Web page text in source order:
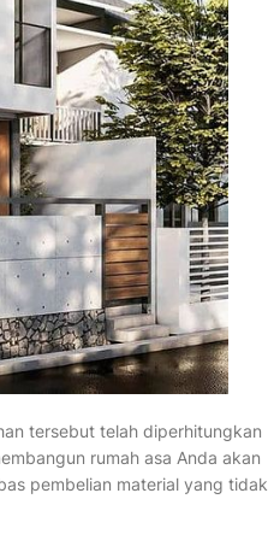
tersebut telah diperhitungkan
rumah asa Anda akan
pembelian material yang tidak